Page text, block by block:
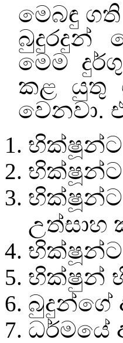
මෙබඳු
බුදුරදුන්
මෙම
කළ යුතු
වෙනවා.
භික්ෂූන්ට
භික්ෂූන්ට
උත්සාහ
භික්ෂූන්ට
භික්ෂුන්
බුදුන්ගේ
ධර්මයේ